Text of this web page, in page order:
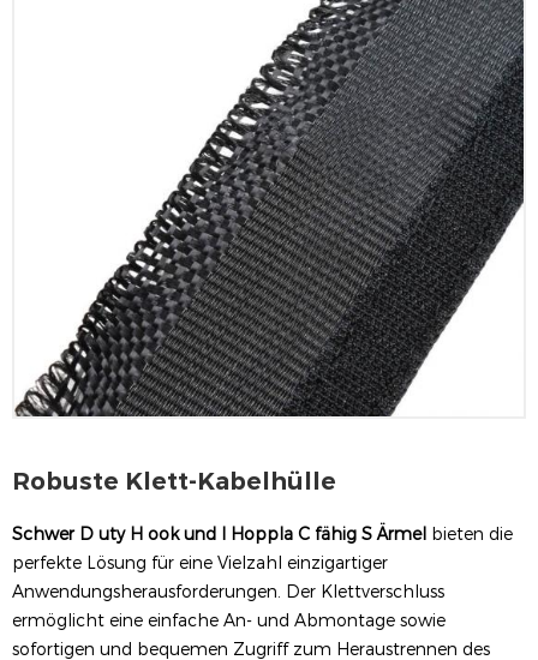
Robuste Klett-Kabelhülle
Schwer D uty H ook und l Hoppla C fähig S Ärmel bieten die
perfekte Lösung für eine Vielzahl einzigartiger
Anwendungsherausforderungen. Der Klettverschluss
ermöglicht eine einfache An- und Abmontage sowie
sofortigen und bequemen Zugriff zum Heraustrennen des